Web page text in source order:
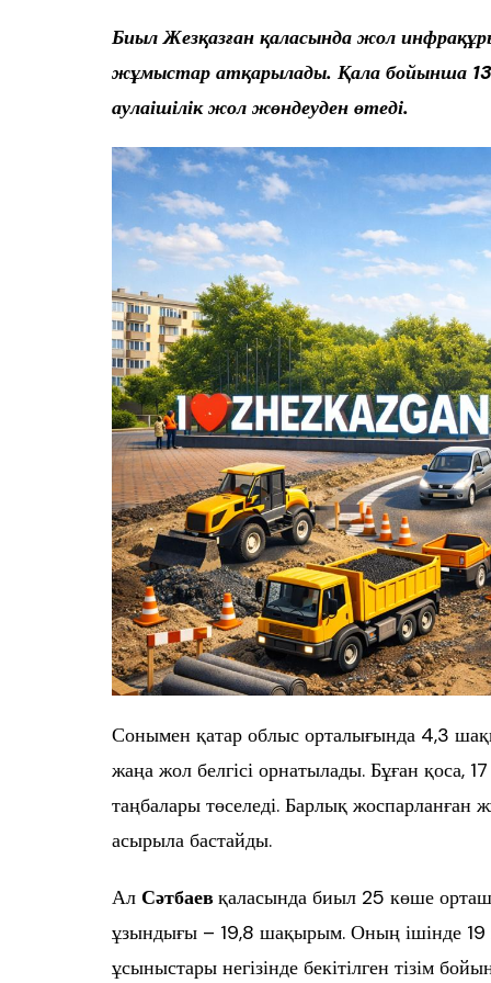
Биыл Жезқазған қаласында жол
жұмыстар атқарылады. Қала бойынша
аулаішілік жол жөндеуден өтеді.
Сонымен қатар облыс орталығында 4,3
жаңа жол белгісі орнатылады. Бұған қоса,
таңбалары төселеді. Барлық жоспарланған
асырыла бастайды.
Ал Сәтбаевқаласында биыл 25 көше
ұзындығы – 19,8 шақырым. Оның ішінде
ұсыныстары негізінде бекітілген тізім